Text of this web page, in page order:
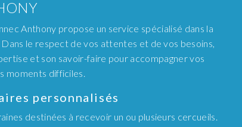
Anthony propose un service spécialisé dans la
le respect de vos attentes et de vos besoins,
et son savoir-faire pour accompagner vos
moments difficiles.
personnalisés
destinées à recevoir un ou plusieurs cercueils.